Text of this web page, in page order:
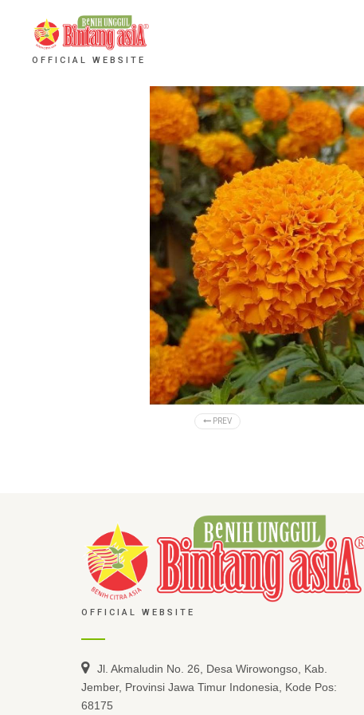
OFFICIAL WEBSITE
PREV
OFFICIAL WEBSITE
Jl. Akmaludin No. 26, Desa Wirowongso, Kab.
Jember, Provinsi Jawa Timur Indonesia, Kode Pos:
68175